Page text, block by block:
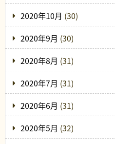
2020年10月 (30)
2020年9月 (30)
2020年8月 (31)
2020年7月 (31)
2020年6月 (31)
2020年5月 (32)